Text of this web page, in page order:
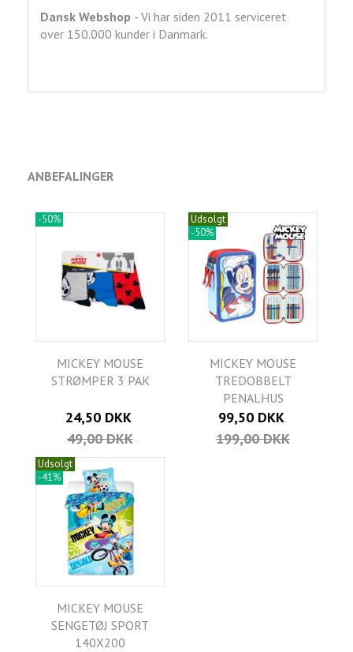
Dansk Webshop - Vi har siden 2011 serviceret
over 150.000 kunder i Danmark.
ANBEFALINGER
-50%
MICKEY MOUSE
STRØMPER 3 PAK
24,50 DKK
49,00 DKK
Udsolgt
-50%
MICKEY MOUSE
TREDOBBELT
PENALHUS
99,50 DKK
199,00 DKK
Udsolgt
-41%
MICKEY MOUSE
SENGETØJ SPORT
140X200